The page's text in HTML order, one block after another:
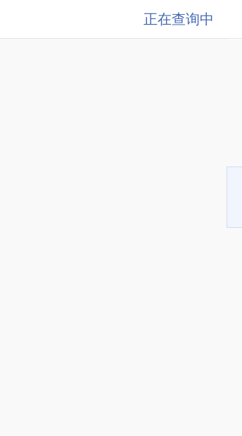
正在查询中